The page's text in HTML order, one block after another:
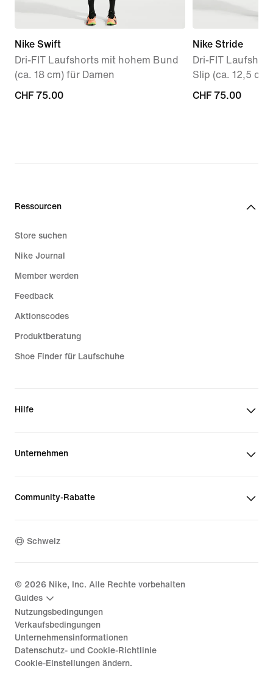
Nike Swift
Dri-FIT Laufshorts mit hohem Bund
(ca. 18 cm) für Damen
CHF 75.00
CHF 75.00
Nike Stride
Dri-FIT
Slip (ca. 12,5
CHF 75.00
CHF 75.00
Ressourcen
Store suchen
Nike Journal
Member werden
Feedback
Aktionscodes
Produktberatung
Shoe Finder für Laufschuhe
Hilfe
Unternehmen
Community-Rabatte
Schweiz
© 2026 Nike, Inc. Alle Rechte vorbehalten
Guides
Nutzungsbedingungen
Verkaufsbedingungen
Unternehmensinformationen
Datenschutz- und Cookie-Richtlinie
Cookie-Einstellungen ändern.